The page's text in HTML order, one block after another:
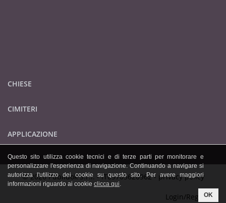
CHIESE
CIMITERI
APPLICAZIONE
© 2026 Publidok S.r.l. - IT09705620962 - privacy policy
Login/Registrati
Questo sito utilizza cookie tecnici e di terze parti per monitorare e
personalizzare l'esperienza di navigazione. Continuando a navigare si
autorizza l'utilizzo dei cookie su questo sito. Per avere maggiori
informazioni riguardo ai cookie clicca qui.
OK